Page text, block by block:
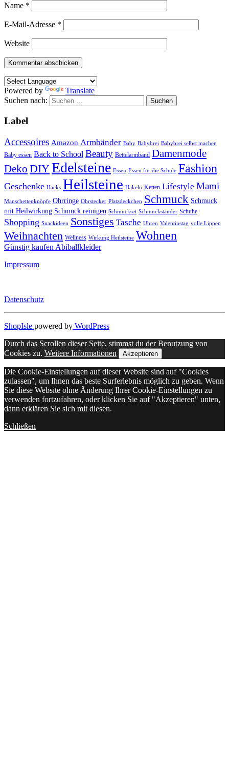
Name *
E-Mail-Adresse *
Website
Powered by
Translate
Suchen nach:
Label
Accessoires Amazon Armbänder Baby Babybrei Babybrei selbst machen
Baby essen Back to School Beauty Bettelarmband Damenmode
Deko DIYEdelsteine Essen Essen für die Schule Fashion
Geschenke Hacks Heilsteine Häkeln Ketten Lifestyle Mami
Manschettenknöpfe Ohrringe Ohrstecker Platzdeckchen Schmuck Schmuck
mit Heilwirkung Schmuck reinigen Schmuckset Schmuckständer Schuhe
Shopping Snackideen Sonstiges Tasche Uhren Valentinstag volle Lippen
Weihnachten Wellness Wirkung Heilsteine Wohnen
Günstig kaufen Abiballkleider
Impressum
Datenschutz
ShopIsle powered by WordPress
Durch das Scrollen dieser Seite, stimmst du der Benutzung von
Cookies zu. Weitere Informationen Akzeptieren
Die Cookie-Einstellungen auf dieser Website sind auf "Cookies
zulassen", um Ihnen das beste Surferlebnis möglich zu geben. Wenn
Sie diese Website ohne Änderung Ihrer Cookie-Einstellungen zu
verwenden fortzufahren, oder klicken Sie auf "Akzeptieren" unten,
dann erklären Sie sich mit diesen.
Schließen